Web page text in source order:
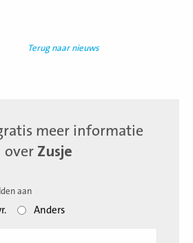
Terug naar nieuws
meer informatie
over Zusje
aan
Anders